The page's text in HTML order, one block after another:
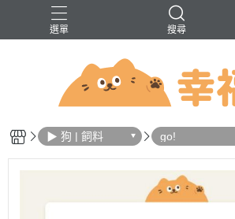
選單 搜尋
巔峰 法米納 無穀
▶ 狗 | 飼料 go!